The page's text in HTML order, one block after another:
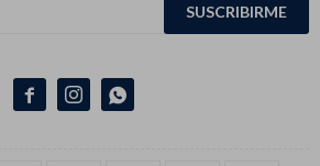
  
SUSCRIBIRME